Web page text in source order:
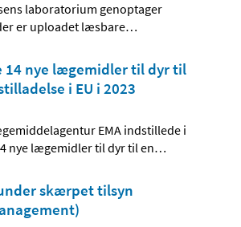
laboratorium genoptager
er uploadet læsbare…
14 nye lægemidler til dyr til
i EU i 2023
EMA indstillede i
nye lægemidler til dyr til en…
skærpet tilsyn